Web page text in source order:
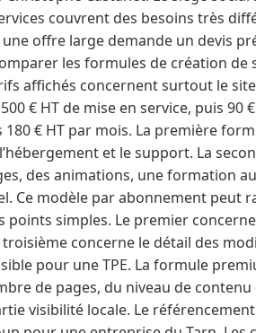
couvrent des besoins très
offre large demande un devis
les formules de création de
affichés concernent surtout le
€ HT de mise en service, puis 90
180 € HT par mois. La première
et le support. La
des animations, une formation
Ce modèle par abonnement peut
simples. Le premier
concerne le détail des
pour une TPE. La formule
de pages, du niveau de contenu
visibilité locale. Le